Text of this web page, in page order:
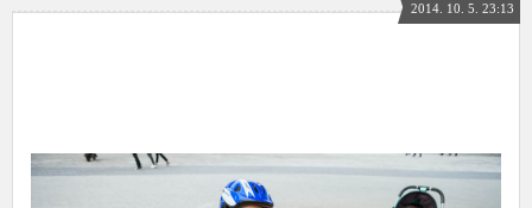
2014. 10. 5. 23:13